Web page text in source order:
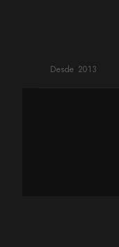
Desde 2013